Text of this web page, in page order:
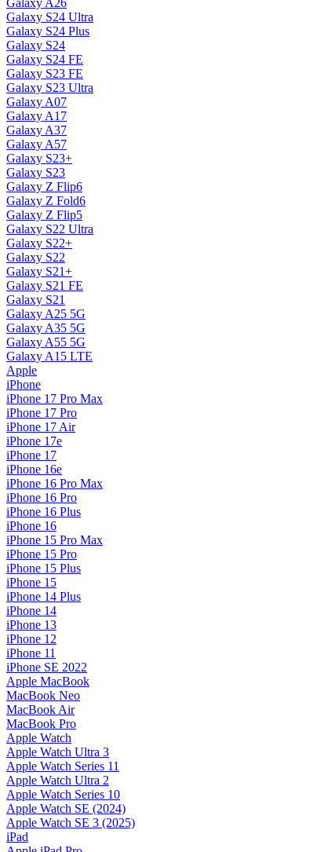
Galaxy A26
Galaxy S24 Ultra
Galaxy S24 Plus
Galaxy S24
Galaxy S24 FE
Galaxy S23 FE
Galaxy S23 Ultra
Galaxy A07
Galaxy A17
Galaxy A37
Galaxy A57
Galaxy S23+
Galaxy S23
Galaxy Z Flip6
Galaxy Z Fold6
Galaxy Z Flip5
Galaxy S22 Ultra
Galaxy S22+
Galaxy S22
Galaxy S21+
Galaxy S21 FE
Galaxy S21
Galaxy A25 5G
Galaxy A35 5G
Galaxy A55 5G
Galaxy A15 LTE
Apple
iPhone
iPhone 17 Pro Max
iPhone 17 Pro
iPhone 17 Air
iPhone 17e
iPhone 17
iPhone 16e
iPhone 16 Pro Max
iPhone 16 Pro
iPhone 16 Plus
iPhone 16
iPhone 15 Pro Max
iPhone 15 Pro
iPhone 15 Plus
iPhone 15
iPhone 14 Plus
iPhone 14
iPhone 13
iPhone 12
iPhone 11
iPhone SE 2022
Apple MacBook
MacBook Neo
MacBook Air
MacBook Pro
Apple Watch
Apple Watch Ultra 3
Apple Watch Series 11
Apple Watch Ultra 2
Apple Watch Series 10
Apple Watch SE (2024)
Apple Watch SE 3 (2025)
iPad